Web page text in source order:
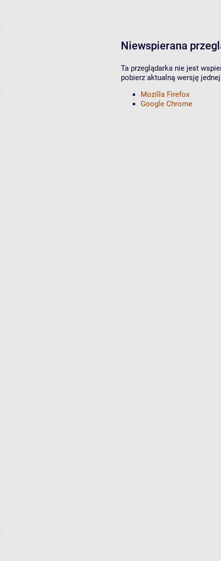
Niewspierana
Ta przeglądarka nie jest
pobierz aktualną wersję
Mozilla Firefox
Google Chrome